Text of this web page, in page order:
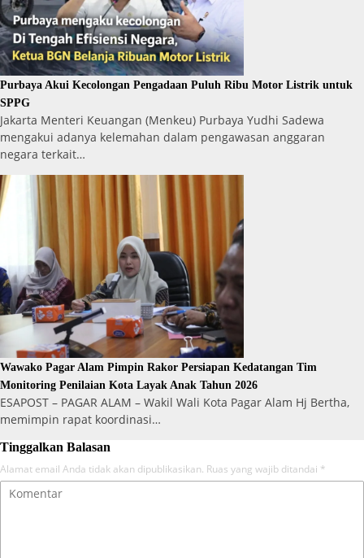
Purbaya Akui Kecolongan Pengadaan Puluh Ribu Motor Listrik untuk
SPPG
Jakarta Menteri Keuangan (Menkeu) Purbaya Yudhi Sadewa
mengakui adanya kelemahan dalam pengawasan anggaran
negara terkait…
Wawako Pagar Alam Pimpin Rakor Persiapan Kedatangan Tim
Monitoring Penilaian Kota Layak Anak Tahun 2026
ESAPOST – PAGAR ALAM – Wakil Wali Kota Pagar Alam Hj Bertha,
memimpin rapat koordinasi…
Tinggalkan Balasan
Alamat email Anda tidak akan dipublikasikan. Ruas yang wajib ditandai *